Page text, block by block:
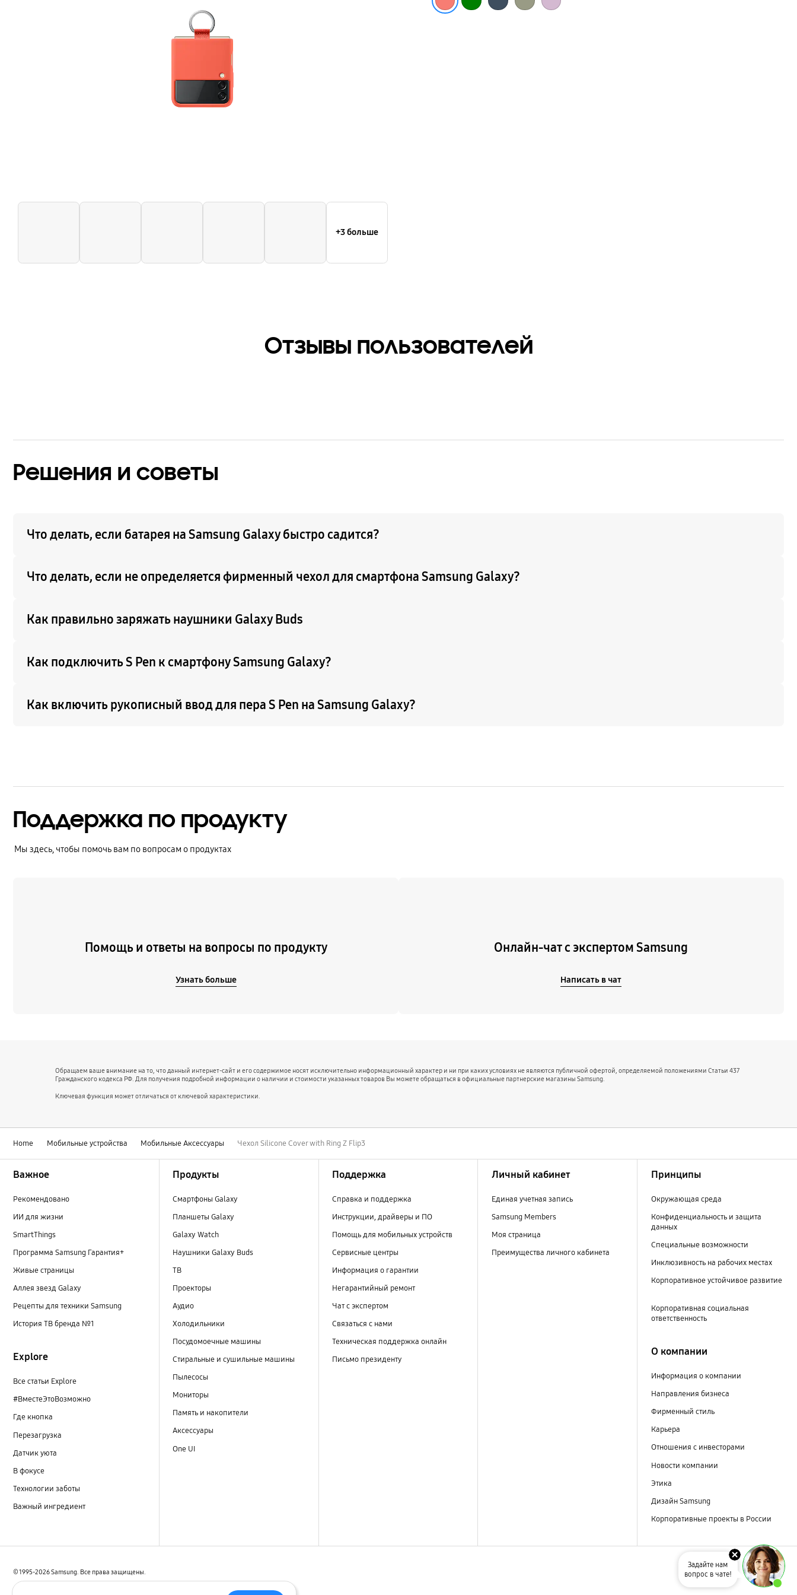
+3 больше
Отзывы пользователей
Решения и советы
Что делать, если батарея на Samsung Galaxy быстро садится?
Что делать, если не определяется фирменный чехол для смартфона Samsung Galaxy?
Как правильно заряжать наушники Galaxy Buds
Как подключить S Pen к смартфону Samsung Galaxy?
Как включить рукописный ввод для пера S Pen на Samsung Galaxy?
Поддержка по продукту
Мы здесь, чтобы помочь вам по вопросам о продуктах
Помощь и ответы на вопросы по продукту
Узнать больше
Онлайн-чат с экспертом Samsung
Написать в чат
Обращаем ваше внимание на то, что данный интернет-сайт и его содержимое носят исключительно информационный характер и ни при каких условиях не являются публичной офертой, определяемой положениями Статьи 437
Гражданского кодекса РФ. Для получения подробной информации о наличии и стоимости указанных товаров Вы можете обращаться в официальные партнерские магазины Samsung.
Ключевая функция может отличаться от ключевой характеристики.
Home Мобильные устройства Мобильные Аксессуары Чехол Silicone Cover with Ring Z Flip3
Важное
Рекомендовано
ИИ для жизни
SmartThings
Программа Samsung Гарантия+
Живые страницы
Аллея звезд Galaxy
Рецепты для техники Samsung
История ТВ бренда №1
Explore
Все статьи Explore
#ВместеЭтоВозможно
Где кнопка
Перезагрузка
Датчик уюта
В фокусе
Технологии заботы
Важный ингредиент
Продукты
Смартфоны Galaxy
Планшеты Galaxy
Galaxy Watch
Наушники Galaxy Buds
ТВ
Проекторы
Аудио
Холодильники
Посудомоечные машины
Стиральные и сушильные машины
Пылесосы
Мониторы
Память и накопители
Аксессуары
One UI
Поддержка
Справка и поддержка
Инструкции, драйверы и ПО
Помощь для мобильных устройств
Сервисные центры
Информация о гарантии
Негарантийный ремонт
Чат с экспертом
Связаться с нами
Техническая поддержка онлайн
Письмо президенту
Личный кабинет
Единая учетная запись
Samsung Members
Моя страница
Преимущества личного кабинета
Принципы
Окружающая среда
Конфиденциальность и защита
данных
Специальные возможности
Инклюзивность на рабочих местах
Корпоративное устойчивое развитие
Корпоративная социальная
ответственность
О компании
Информация о компании
Направления бизнеса
Фирменный стиль
Карьера
Отношения с инвесторами
Новости компании
Этика
Дизайн Samsung
Корпоративные проекты в России
© 1995-2026 Samsung. Все права защищены.
Задайте нам
вопрос в чате!